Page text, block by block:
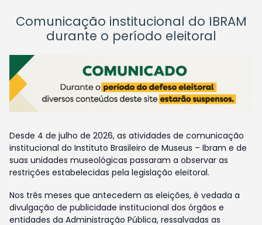
Comunicação institucional do IBRAM
durante o período eleitoral
Desde 4 de julho de 2026, as atividades de comunicação
institucional do Instituto Brasileiro de Museus – Ibram e de
suas unidades museológicas passaram a observar as
restrições estabelecidas pela legislação eleitoral.
Nos três meses que antecedem as eleições, é vedada a
divulgação de publicidade institucional dos órgãos e
entidades da Administração Pública, ressalvadas as